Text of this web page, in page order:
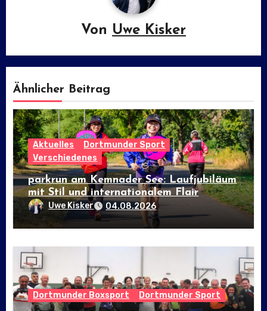
Von Uwe Kisker
Ähnlicher Beitrag
Aktuelles
Dortmunder Sport
Verschiedenes
parkrun am Kemnader See: Laufjubiläum
mit Stil und internationalem Flair
Uwe Kisker 04.08.2026
Dortmunder Boxsport Dortmunder Sport